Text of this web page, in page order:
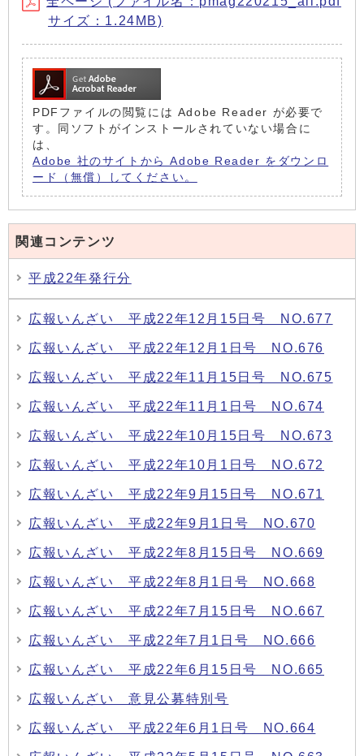
サイズ：1.24MB)
PDFファイルの閲覧には Adobe Reader が必要で
す。同ソフトがインストールされていない場合に
は、
Adobe 社のサイトから Adobe Reader をダウンロ
ード（無償）してください。
関連コンテンツ
平成22年発行分
広報いんざい 平成22年12月15日号 NO.677
広報いんざい 平成22年12月1日号 NO.676
広報いんざい 平成22年11月15日号 NO.675
広報いんざい 平成22年11月1日号 NO.674
広報いんざい 平成22年10月15日号 NO.673
広報いんざい 平成22年10月1日号 NO.672
広報いんざい 平成22年9月15日号 NO.671
広報いんざい 平成22年9月1日号 NO.670
広報いんざい 平成22年8月15日号 NO.669
広報いんざい 平成22年8月1日号 NO.668
広報いんざい 平成22年7月15日号 NO.667
広報いんざい 平成22年7月1日号 NO.666
広報いんざい 平成22年6月15日号 NO.665
広報いんざい 意見公募特別号
広報いんざい 平成22年6月1日号 NO.664